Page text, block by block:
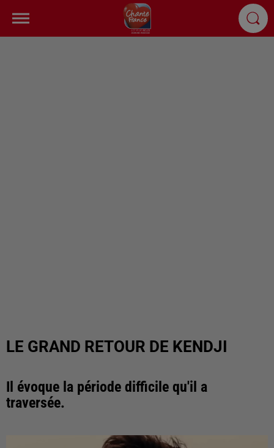
LE GRAND RETOUR DE KENDJI
Il évoque la période difficile qu'il a
traversée.